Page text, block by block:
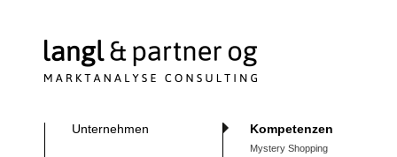
Unternehmen Kompetenzen
Mystery Shopping